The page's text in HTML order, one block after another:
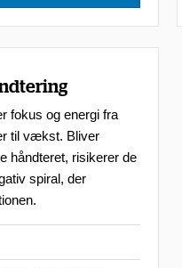
fokus og energi fra
til vækst. Bliver
håndteret, risikerer de
spiral, der